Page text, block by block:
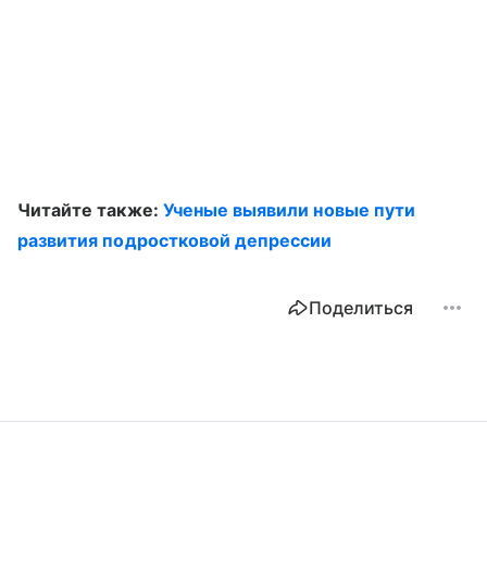
Читайте также: Ученые выявили новые пути
развития подростковой депрессии
Поделиться